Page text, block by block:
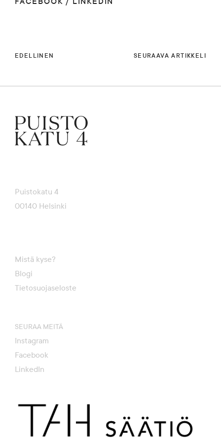
EDELLINEN SEURAAVA ARTIKKELI
Puistokatu 4
00140 Helsinki
Mistä kyse?
Blogi
Tietosuojaseloste
SEURAA MEITÄ
Instagram
Facebook
LinkedIn